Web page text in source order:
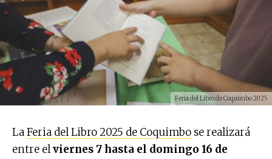
Feria del Libro de Coquimbo 2025
LaFeria del Libro 2025 de Coquimbo se realizará
entre elviernes 7 hasta el domingo 16 de